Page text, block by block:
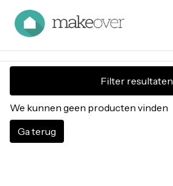
Filter resultaten
We kunnen geen producten vinden
Ga terug